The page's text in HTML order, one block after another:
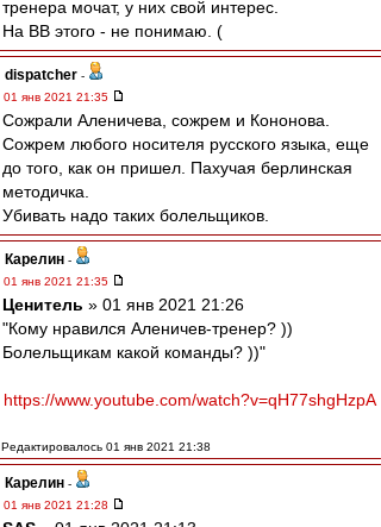
тренера мочат, у них свой интерес.
На ВВ этого - не понимаю. (
dispatcher -
01 янв 2021 21:35
Сожрали Аленичева, сожрем и Кононова.
Сожрем любого носителя русского языка, еще
до того, как он пришел. Пахучая берлинская
методичка.
Убивать надо таких болельщиков.
Карелин -
01 янв 2021 21:35
Ценитель » 01 янв 2021 21:26
"Кому нравился Аленичев-тренер? ))
Болельщикам какой команды? ))"
https://www.youtube.com/watch?v=qH77shgHzpA
Редактировалось 01 янв 2021 21:38
Карелин -
01 янв 2021 21:28